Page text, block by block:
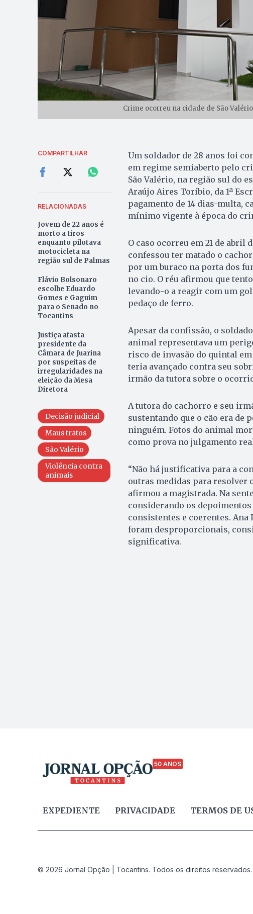
Crime ocorreu na cidade de São
COMPARTILHAR
RELACIONADAS
Jovem de 22 anos é
morto a tiros
enquanto pilotava
motocicleta na
região sul de Palmas
Flávio Bolsonaro
escolhe Eduardo
Gomes e Gaguim
para o Senado no
Tocantins
Justiça afasta
presidente da
Câmara de Juarina
por suspeitas de
irregularidades na
eleição da Mesa
Diretora
Decisão judicial
Maus tratos
São Valério
Violência contra
animais
Um soldador de 28 anos foi
em regime semiaberto pelo
São Valério, na região sul do
Araújo Aires Toríbio, da 1ª
pagamento de 14 dias-multa,
mínimo vigente à época do
O caso ocorreu em 21 de abril
confessou ter matado o
por um buraco na porta dos
no cio. O réu afirmou que
levando-o a reagir com um
pedaço de ferro.
Apesar da confissão, o
animal representava um
risco de invasão do quintal
teria avançado contra seu
irmão da tutora sobre o
A tutora do cachorro e seu
sustentando que o cão era de
ninguém. Fotos do animal
como prova no julgamento
“Não há justificativa para a
outras medidas para resolver
afirmou a magistrada. Na
considerando os
consistentes e coerentes. Ana
foram desproporcionais,
significativa.
50 ANOS
EXPEDIENTE PRIVACIDADE TERMOS DE
© 2026 Jornal Opção | Tocantins. Todos os direitos reservados.